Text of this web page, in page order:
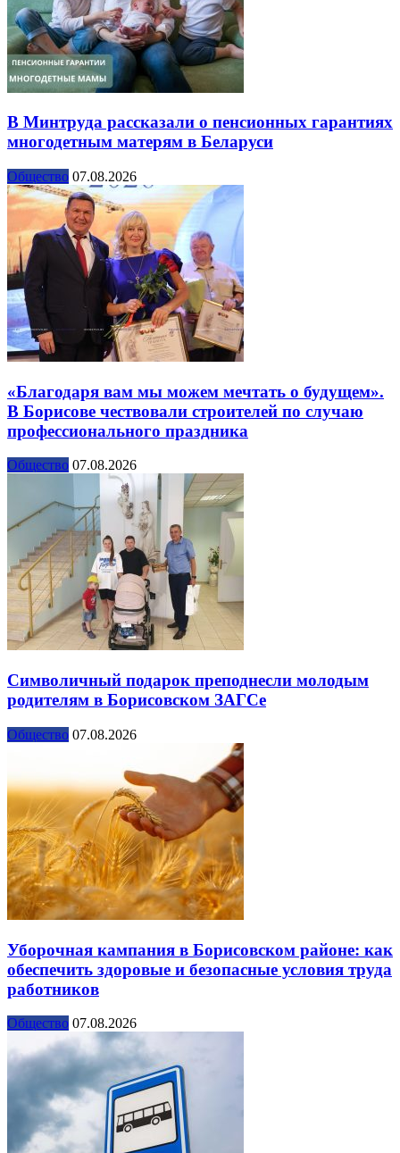
В Минтруда рассказали о пенсионных гарантиях
многодетным матерям в Беларуси
Общество 07.08.2026
«Благодаря вам мы можем мечтать о будущем».
В Борисове чествовали строителей по случаю
профессионального праздника
Общество 07.08.2026
Символичный подарок преподнесли молодым
родителям в Борисовском ЗАГСе
Общество 07.08.2026
Уборочная кампания в Борисовском районе: как
обеспечить здоровые и безопасные условия труда
работников
Общество 07.08.2026